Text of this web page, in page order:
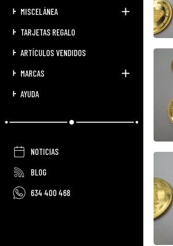
MISCELÁNEA
TARJETAS REGALO
ARTÍCULOS VENDIDOS
MARCAS
AYUDA
NOTICIAS
BLOG
634 400 468